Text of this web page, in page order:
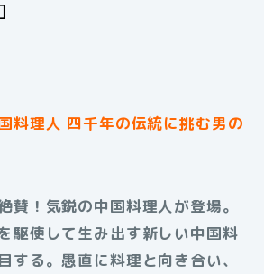
料理人 四千年の伝統に挑む男の
賛！気鋭の中国料理人が登場。
駆使して生み出す新しい中国料
する。愚直に料理と向き合い、